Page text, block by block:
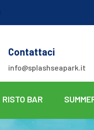
Contattaci
info@splashseapark.it
RISTO BAR